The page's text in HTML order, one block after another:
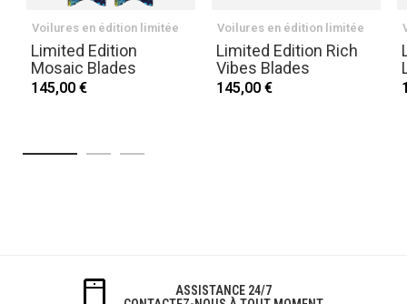
Voilures en édition limitée
Limited Edition
Mosaic Blades
145,00 €
Voilures en édition limitée
Limited Edition Rich
Vibes Blades
145,00 €
ASSISTANCE 24/7